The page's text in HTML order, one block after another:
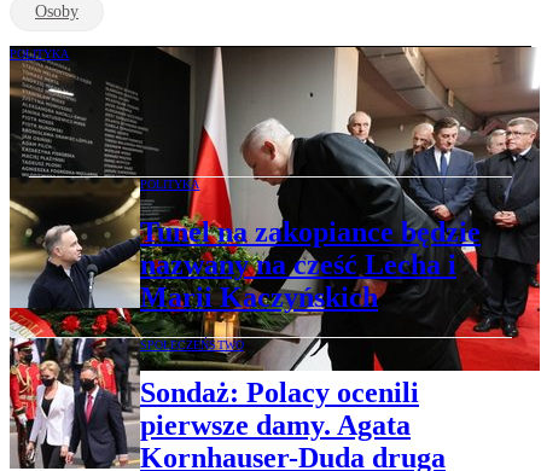
Osoby
POLITYKA
Wyniki prokuratorskiego śledztwa. Blisko
prawdy o katastrofie smoleńskiej
POLITYKA
Tunel na zakopiance będzie
nazwany na cześć Lecha i
Marii Kaczyńskich
SPOŁECZEŃSTWO
Sondaż: Polacy ocenili
pierwsze damy. Agata
Kornhauser-Duda druga